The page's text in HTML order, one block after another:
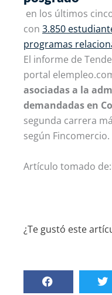
en los últimos
con 3.850
programas
El informe de
portal
asociadas a la
demandadas en
segunda carrera
según Fincomercio.
Artículo tomado de:
¿Te gustó este